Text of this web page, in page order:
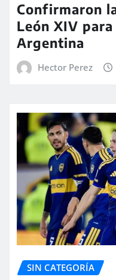
Confirmaron
León XIV
Argentina
Hector Perez
SIN CATEGORÍA